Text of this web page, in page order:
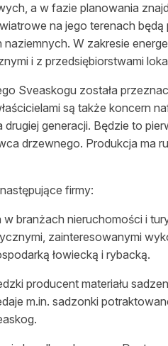
a w fazie planowania
na jego terenach będą
W zakresie
i z przedsiębiorstwami
Sveaskogu została
są także koncern
generacji. Będzie to
drzewnego. Produkcja ma
firmy:
w branżach nieruchomości i
zainteresowanymi
łowiecką i rybacką.
producent materiału
m.in. sadzonki